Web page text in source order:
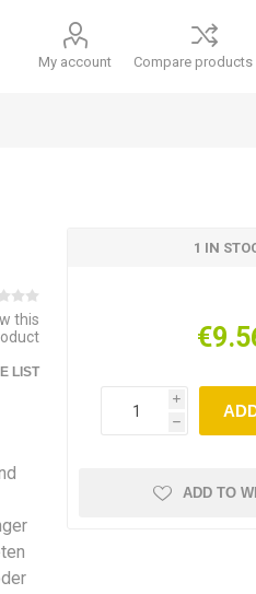
My account Compare products
this
LIST
1 IN
i
h
ADD TO